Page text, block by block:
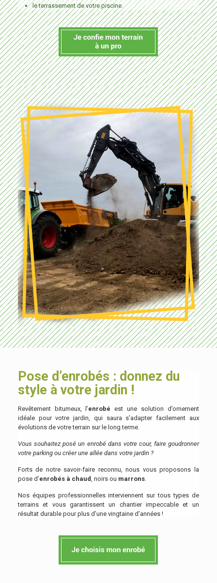
le terrassement de votre piscine.
Pose d’enrobés : donnez du
style à votre jardin !
Revêtement bitumeux, l’enrobé est une solution d’ornement
idéale pour votre jardin, qui saura s’adapter facilement aux
évolutions de votre terrain sur le long terme.
Vous souhaitez posé un enrobé dans votre cour, faire goudronner
votre parking ou créer une allée dans votre jardin ?
Forts de notre savoir-faire reconnu, nous vous proposons la
pose d’enrobés à chaud , noirs ou marrons.
Nos équipes professionnelles interviennent sur tous types de
terrains et vous garantissent un chantier impeccable et un
résultat durable pour plus d’une vingtaine d’années !